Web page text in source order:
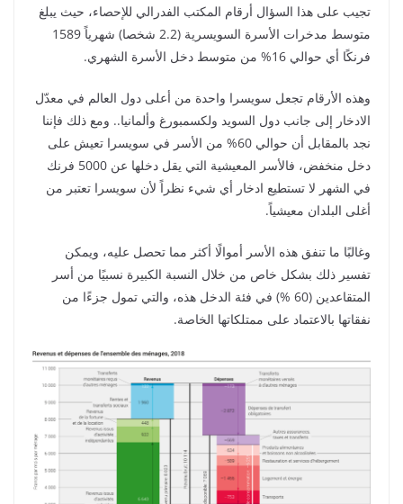
تجيب على هذا السؤال أرقام المكتب الفدرالي للإحصاء، حيث يبلغ
متوسط مدخرات الأسرة السويسرية (2.2 شخصا) شهرياً 1589
فرنكًا أي حوالي 16% من متوسط دخل الأسرة الشهري.
وهذه الأرقام تجعل سويسرا واحدة من أعلى دول العالم في معدّل
الادخار إلى جانب دول السويد ولكسمبورغ وألمانيا.. ومع ذلك فإننا
نجد بالمقابل أن حوالي 60% من الأسر في سويسرا تعيش على
دخل منخفض، فالأسر المعيشية التي يقل دخلها عن 5000 فرنك
في الشهر لا تستطيع ادخار أي شيء نظراً لأن سويسرا تعتبر من
أغلى البلدان معيشياً.
وغالبًا ما تنفق هذه الأسر أموالًا أكثر مما تحصل عليه، ويمكن
تفسير ذلك بشكل خاص من خلال النسبة الكبيرة نسبيًا من أسر
المتقاعدين (60 %) في فئة الدخل هذه، والتي تمول جزءًا من
نفقاتها بالاعتماد على ممتلكاتها الخاصة.